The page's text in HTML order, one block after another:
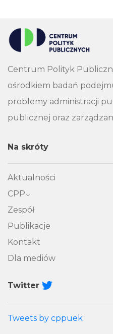
Centrum Polityk
ośrodkiem badań
problemy administracji
publicznej oraz
Na skróty
Aktualności
CPP
Zespół
Publikacje
Kontakt
Dla mediów
Twitter
Tweets by cppuek